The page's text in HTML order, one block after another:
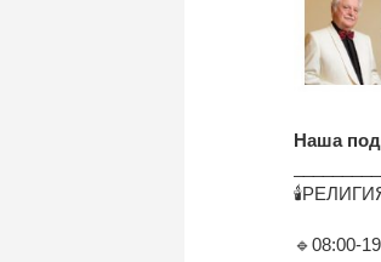
Наша
🔹08:00-